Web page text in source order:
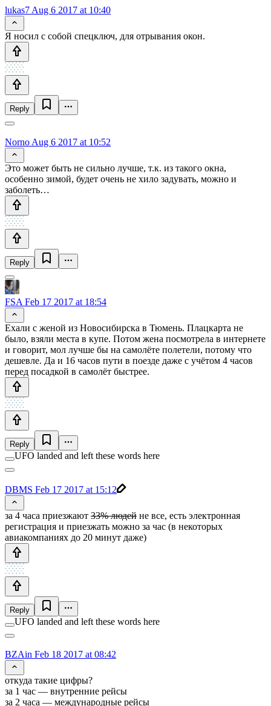
lukas7 Aug 6 2017 at 10:40
Я носил с собой спецключ, для отрывания окон.
Reply
Norno Aug 6 2017 at 10:52
Это может быть не сильно лучше, т.к. из такого окна,
особенно зимой, будет очень не хило задувать, можно и
заболеть…
Reply
FSA Feb 17 2017 at 18:54
Ехали с женой из Новосибирска в Тюмень. Плацкарта не
было, взяли места в купе. Потом жена посмотрела в интернете
и говорит, мол лучше бы на самолёте полетели, потому что
дешевле. Да и 16 часов пути в поезде даже с учётом 4 часов
перед посадкой в самолёт быстрее.
Reply
UFO landed and left these words here
DBMS Feb 17 2017 at 15:12
за 4 часа приезжают 33% людей не все, есть электронная
регистрация и приезжать можно за час (в некоторых
авиакомпаниях до 20 минут даже)
Reply
UFO landed and left these words here
BZAin Feb 18 2017 at 08:42
откуда такие цифры?
за 1 час — внутренние рейсы
за 2 часа — международные рейсы